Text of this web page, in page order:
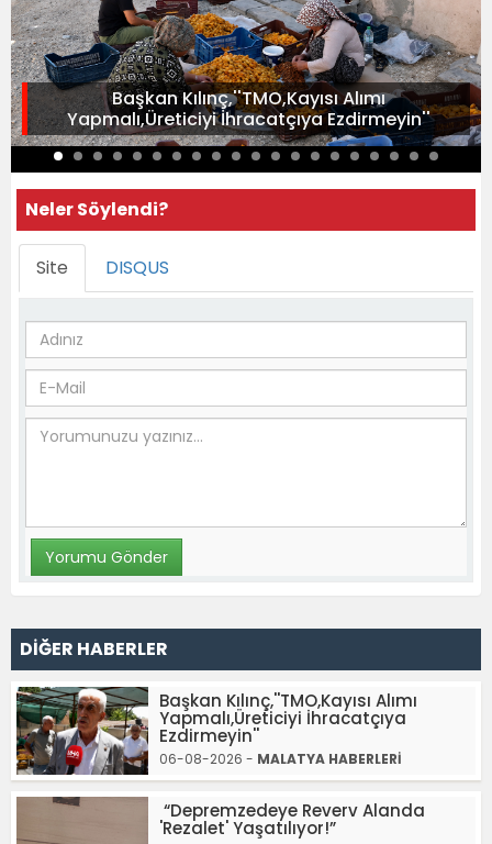
Başkan Kılınç,''TMO,Kayısı Alımı
Yapmalı,Üreticiyi İhracatçıya Ezdirmeyin''
Neler Söylendi?
Site DISQUS
DİĞER HABERLER
Başkan Kılınç,''TMO,Kayısı Alımı
Yapmalı,Üreticiyi İhracatçıya
Ezdirmeyin''
06-08-2026 - MALATYA HABERLERİ
“Depremzedeye Reverv Alanda
'Rezalet' Yaşatılıyor!”